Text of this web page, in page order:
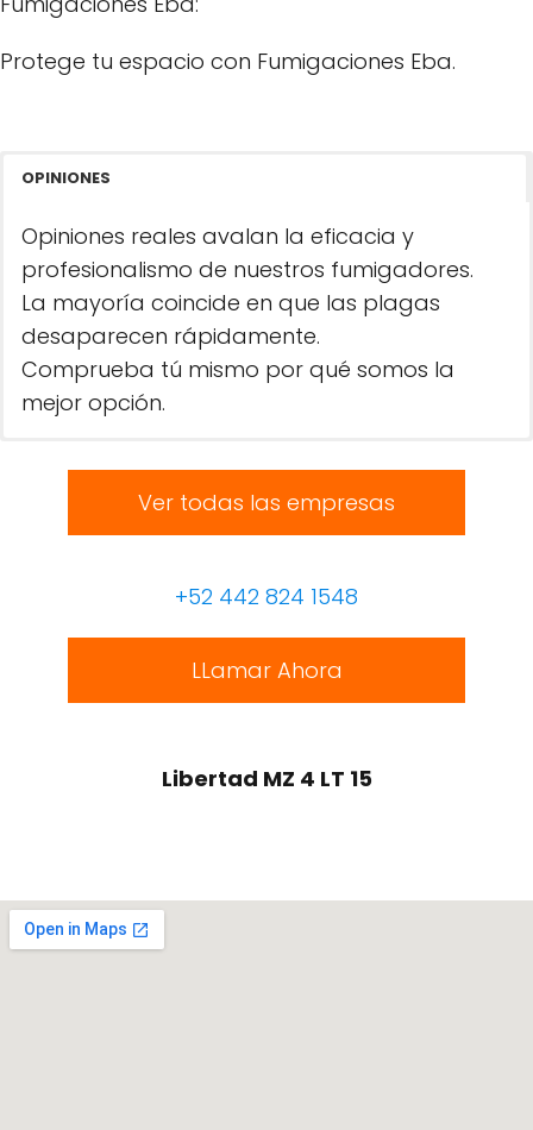
Protege tu espacio con Fumigaciones Eba.
OPINIONES
Opiniones reales avalan la eficacia y
profesionalismo de nuestros fumigadores.
La mayoría coincide en que las plagas
desaparecen rápidamente.
Comprueba tú mismo por qué somos la
mejor opción.
Ver todas las empresas
+52 442 824 1548
LLamar Ahora
Libertad MZ 4 LT 15